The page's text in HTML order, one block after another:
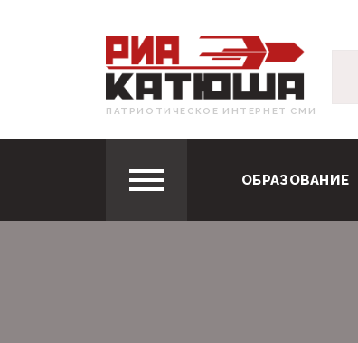
ПАТРИОТИЧЕСКОЕ ИНТЕРНЕТ СМИ
ОБРАЗОВАНИЕ